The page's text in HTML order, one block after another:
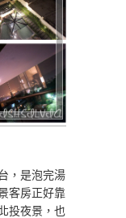
，是泡完湯
客房正好靠
投夜景，也